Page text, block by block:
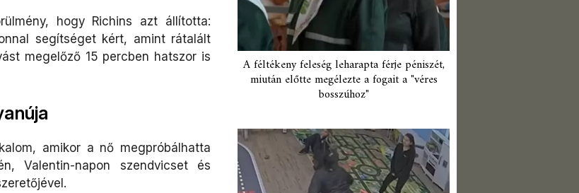
hogy Richins azt állította:
segítséget kért, amint rátalált
megelőző 15 percben hatszor is
amikor a nő megpróbálhatta
Valentin-napon szendvicset és
A féltékeny feleség leharapta férje péniszét,
miután előtte megélezte a fogait a "véres
bosszúhoz"